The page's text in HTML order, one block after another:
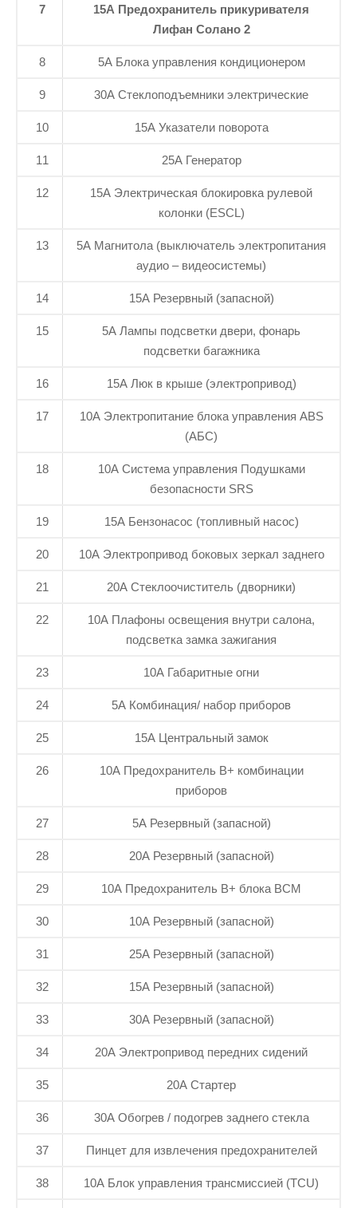
7
15А Предохранитель прикуривателя
Лифан Солано 2
8 5А Блока управления кондиционером
9 30А Стеклоподъемники электрические
10 15А Указатели поворота
11 25А Генератор
12
15А Электрическая блокировка рулевой
колонки (ESCL)
13
5А Магнитола (выключатель электропитания
аудио – видеосистемы)
14 15А Резервный (запасной)
15
5А Лампы подсветки двери, фонарь
подсветки багажника
16 15А Люк в крыше (электропривод)
17
10А Электропитание блока управления ABS
(АБС)
18
10А Система управления Подушками
безопасности SRS
19 15А Бензонасос (топливный насос)
20 10А Электропривод боковых зеркал заднего
21 20А Стеклоочиститель (дворники)
22
10А Плафоны освещения внутри салона,
подсветка замка зажигания
23 10А Габаритные огни
24 5А Комбинация/ набор приборов
25 15А Центральный замок
26
10А Предохранитель B+ комбинации
приборов
27 5А Резервный (запасной)
28 20А Резервный (запасной)
29 10А Предохранитель B+ блока BCM
30 10А Резервный (запасной)
31 25А Резервный (запасной)
32 15А Резервный (запасной)
33 30А Резервный (запасной)
34 20А Электропривод передних сидений
35 20А Стартер
36 30А Обогрев / подогрев заднего стекла
37 Пинцет для извлечения предохранителей
38 10А Блок управления трансмиссией (TCU)